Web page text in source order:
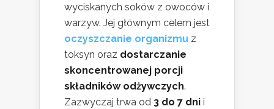
wyciskanych soków z owoców i
warzyw. Jej głównym celem jest
oczyszczanie organizmu z
toksyn oraz dostarczanie
skoncentrowanej porcji
składników odżywczych.
Zazwyczaj trwa od 3 do 7 dni i